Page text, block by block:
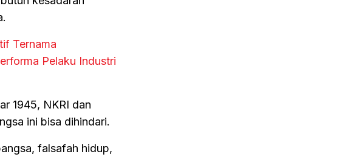
Ternama
Pelaku Industri
1945, NKRI dan
ini bisa dihindari.
falsafah hidup,